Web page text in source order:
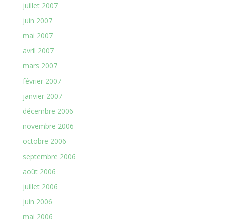
juillet 2007
juin 2007
mai 2007
avril 2007
mars 2007
février 2007
janvier 2007
décembre 2006
novembre 2006
octobre 2006
septembre 2006
août 2006
juillet 2006
juin 2006
mai 2006